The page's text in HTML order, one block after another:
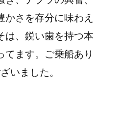
かさを存分に味わえ
は、鋭い歯を持つ本
てます。ご乗船あり
いました。